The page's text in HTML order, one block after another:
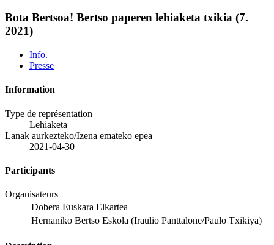
Bota Bertsoa! Bertso paperen lehiaketa txikia (7.
2021)
Info.
Presse
Information
Type de représentation
Lehiaketa
Lanak aurkezteko/Izena emateko epea
2021-04-30
Participants
Organisateurs
Dobera Euskara Elkartea
Hernaniko Bertso Eskola (Iraulio Panttalone/Paulo Txikiya)